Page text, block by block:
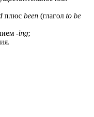
плюс been (глагол to be
-ing;